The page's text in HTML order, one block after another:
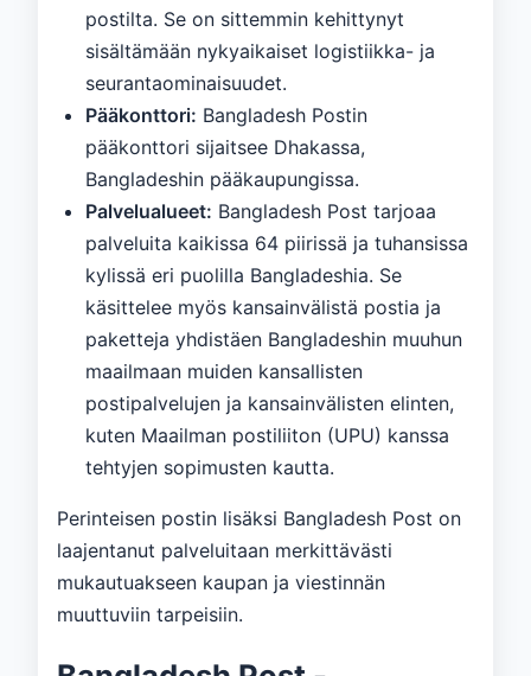
postilta. Se on sittemmin kehittynyt
sisältämään nykyaikaiset logistiikka- ja
seurantaominaisuudet.
Pääkonttori: Bangladesh Postin
pääkonttori sijaitsee Dhakassa,
Bangladeshin pääkaupungissa.
Palvelualueet: Bangladesh Post tarjoaa
palveluita kaikissa 64 piirissä ja tuhansissa
kylissä eri puolilla Bangladeshia. Se
käsittelee myös kansainvälistä postia ja
paketteja yhdistäen Bangladeshin muuhun
maailmaan muiden kansallisten
postipalvelujen ja kansainvälisten elinten,
kuten Maailman postiliiton (UPU) kanssa
tehtyjen sopimusten kautta.
Perinteisen postin lisäksi Bangladesh Post on
laajentanut palveluitaan merkittävästi
mukautuakseen kaupan ja viestinnän
muuttuviin tarpeisiin.